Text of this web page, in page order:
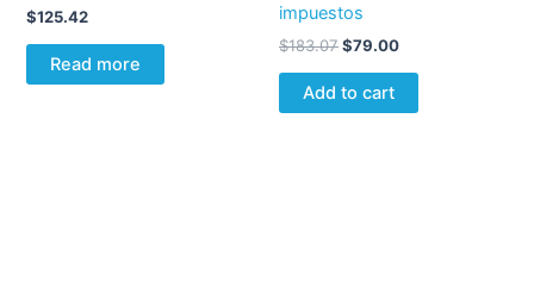
$125.42
Read more
impuestos
$183.07$79.00
Add to cart